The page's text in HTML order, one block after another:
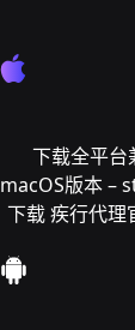
下载全平台
macOS版本 –
下载 疾行代理